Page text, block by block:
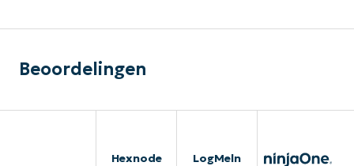
Beoordelingen
Hexnode LogMeln